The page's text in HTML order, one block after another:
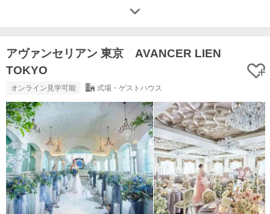
アヴァンセリアン 東京 AVANCER LIEN
TOKYO
オンライン見学可能 式場・ゲストハウス